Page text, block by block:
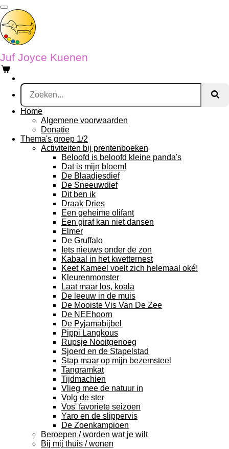
Ga
direct
naar
de
hoofdinhoud
Juf Joyce Kuenen
Home
Algemene voorwaarden
Donatie
Thema's groep 1/2
Activiteiten bij prentenboeken
Beloofd is beloofd kleine panda's
Dat is mijn bloem!
De Blaadjesdief
De Sneeuwdief
Dit ben ik
Draak Dries
Een geheime olifant
Een giraf kan niet dansen
Elmer
De Gruffalo
Iets nieuws onder de zon
Kabaal in het kwetternest
Keet Kameel voelt zich helemaal oké!
Kleurenmonster
Laat maar los, koala
De leeuw in de muis
De Mooiste Vis Van De Zee
De NEEhoorn
De Pyjamabijbel
Pippi Langkous
Rupsje Nooitgenoeg
Sjoerd en de Stapelstad
Stap maar op mijn bezemsteel
Tangramkat
Tijdmachien
Vlieg mee de natuur in
Volg de ster
Vos' favoriete seizoen
Yaro en de slippervis
De Zoenkampioen
Beroepen / worden wat je wilt
Bij mij thuis / wonen